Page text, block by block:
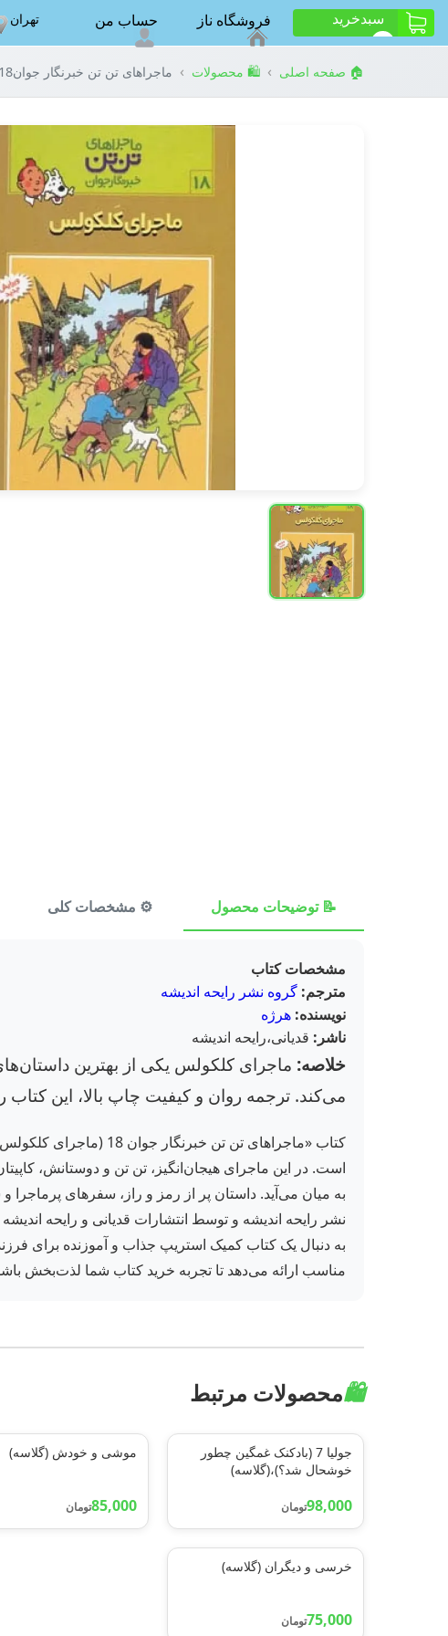
سبد‌خرید فروشگاه ناز حساب من تهران
🏠 صفحه اصلی › 🛍️ محصولات › ماجراهای تن تن خبرنگار جوان18 (ماجرای کلکولس)،(کمیک استریپ)
📝 توضیحات محصول ⚙️ مشخصات کلی
مشخصات کتاب
مترجم: گروه نشر رایحه اندیشه
نویسنده: هرژه
ناشر: قدیانی،رایحه اندیشه
خلاصه: ماجرای کلکولس یکی از بهترین
می‌کند. ترجمه روان و کیفیت چاپ بالا، این کتاب
کتاب «ماجراهای تن
است. در این ماجرای هیجان‌انگیز، تن تن و دوستانش،
به میان می‌آید. داستان پر از رمز و راز، سفرهای
نشر رایحه اندیشه و توسط انتشارات قدیانی و رایحه
به دنبال یک کتاب کمیک استریپ جذاب و آموزنده برای
مناسب ارائه می‌دهد تا تجربه خرید کتاب شما لذت‌بخش
🛍️محصولات مرتبط
جولیا 7 (بادکنک غمگین چطور
خوشحال شد؟)،(گلاسه)
98,000تومان
موشی و خودش (گلاسه)
85,000تومان
خرسی و دیگران (گلاسه)
75,000تومان